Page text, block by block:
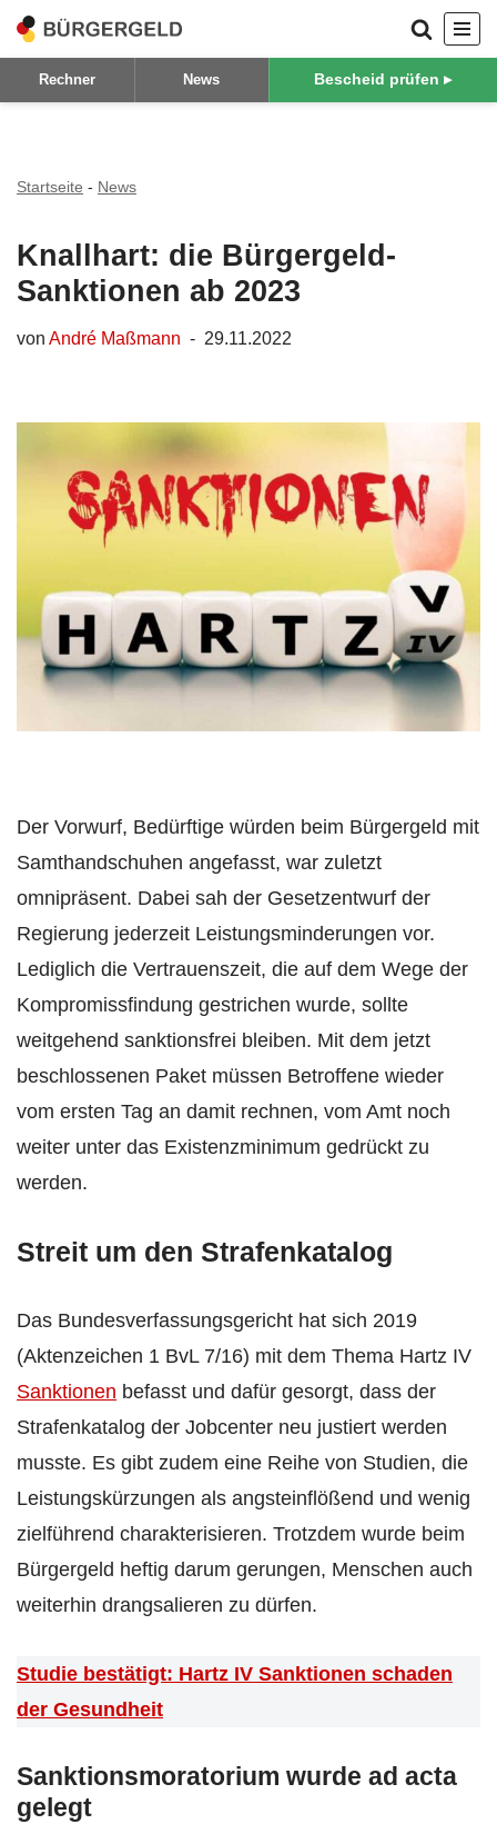
Zum
Inhalt
Rechner News Bescheid prüfen ▸
Startseite - News
Knallhart: die Bürgergeld-
Sanktionen ab 2023
von André Maßmann 29.11.2022
Der Vorwurf, Bedürftige würden beim Bürgergeld mit
Samthandschuhen angefasst, war zuletzt
omnipräsent. Dabei sah der Gesetzentwurf der
Regierung jederzeit Leistungsminderungen vor.
Lediglich die Vertrauenszeit, die auf dem Wege der
Kompromissfindung gestrichen wurde, sollte
weitgehend sanktionsfrei bleiben. Mit dem jetzt
beschlossenen Paket müssen Betroffene wieder
vom ersten Tag an damit rechnen, vom Amt noch
weiter unter das Existenzminimum gedrückt zu
werden.
Streit um den Strafenkatalog
Das Bundesverfassungsgericht hat sich 2019
(Aktenzeichen 1 BvL 7/16) mit dem Thema Hartz IV
Sanktionen befasst und dafür gesorgt, dass der
Strafenkatalog der Jobcenter neu justiert werden
musste. Es gibt zudem eine Reihe von Studien, die
Leistungskürzungen als angsteinflößend und wenig
zielführend charakterisieren. Trotzdem wurde beim
Bürgergeld heftig darum gerungen, Menschen auch
weiterhin drangsalieren zu dürfen.
Studie bestätigt: Hartz IV Sanktionen schaden
der Gesundheit
Sanktionsmoratorium wurde ad acta
gelegt